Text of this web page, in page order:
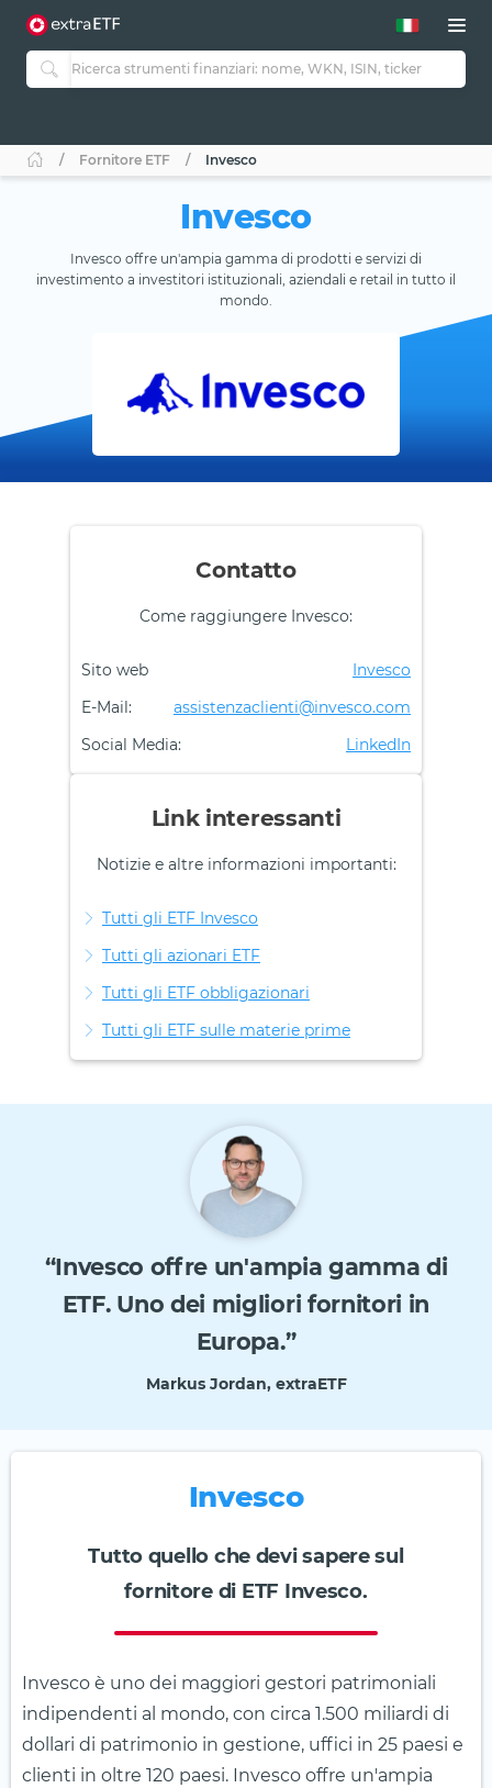
Fornitore ETF Invesco
Invesco
Invesco offre un'ampia gamma di prodotti e servizi di
investimento a investitori istituzionali, aziendali e retail in tutto il
mondo.
Contatto
Come raggiungere Invesco:
Sito web
Invesco
E-Mail:
assistenzaclienti@invesco.com
Social Media:
LinkedIn
Link interessanti
Notizie e altre informazioni importanti:
Tutti gli ETF Invesco
Tutti gli azionari ETF
Tutti gli ETF obbligazionari
Tutti gli ETF sulle materie prime
“Invesco offre un'ampia gamma di
ETF. Uno dei migliori fornitori in
Europa.”
Markus Jordan, extraETF
Invesco
Tutto quello che devi sapere sul
fornitore di ETF Invesco.
Invesco è uno dei maggiori gestori patrimoniali
indipendenti al mondo, con circa 1.500 miliardi di
dollari di patrimonio in gestione, uffici in 25 paesi e
clienti in oltre 120 paesi. Invesco offre un'ampia